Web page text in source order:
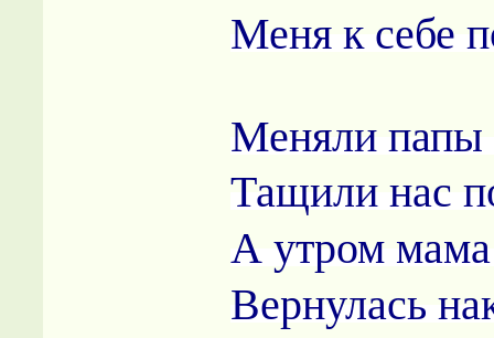
Меня к себе
Меняли папы
Тащили нас
А утром
Вернулась